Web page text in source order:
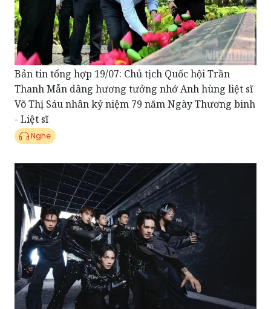
Bản tin tổng hợp 19/07: Chủ tịch Quốc hội Trần
Thanh Mẫn dâng hương tưởng nhớ Anh hùng liệt sĩ
Võ Thị Sáu nhân kỷ niệm 79 năm Ngày Thương binh
- Liệt sĩ
Nghe
Điểm tin showbiz 18/07: UPRIZE chính thức debut
với MV "THĂNG", khẳng định màu sắc của nhóm